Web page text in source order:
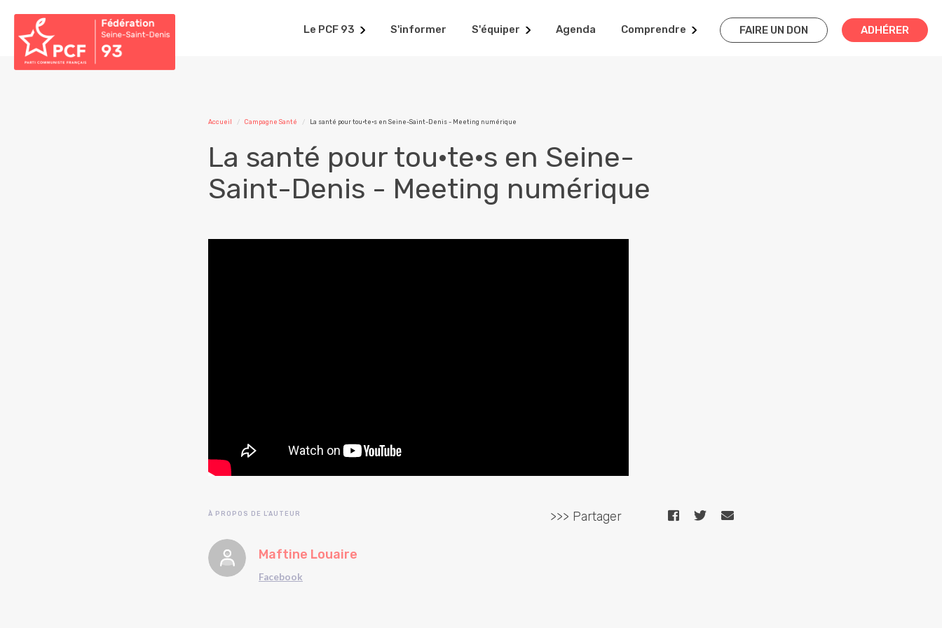
FAIRE UN DON ADHÉRER
Le PCF 93 S'informer S'équiper Agenda Comprendre
Accueil Campagne Santé La santé pour tou·te·s en Seine-Saint-Denis - Meeting numérique
La santé pour tou·te·s en Seine-
Saint-Denis - Meeting numérique
À PROPOS DE L'AUTEUR
Maftine Louaire
Facebook
>>> Partager